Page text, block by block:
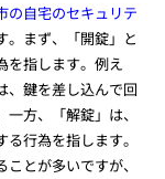
の自宅のセキュリテ
。まず、「開錠」と
を指します。例え
、鍵を差し込んで回
方、「解錠」は、
行為を指します。
とが多いですが、